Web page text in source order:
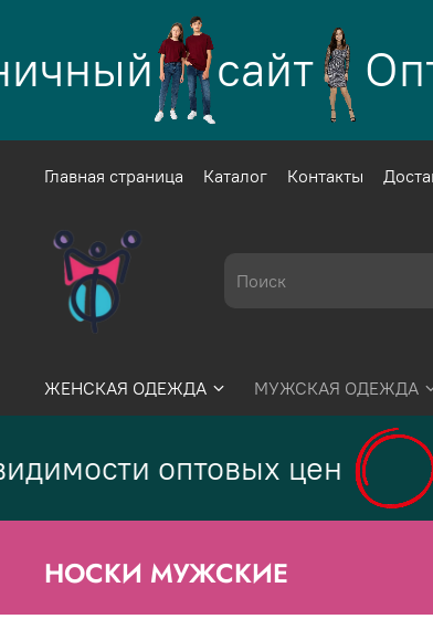
сайт
Главная страница Каталог Контакты
ЖЕНСКАЯ ОДЕЖДА МУЖСКАЯ ОДЕЖДА
оптовых цен
НОСКИ МУЖСКИЕ